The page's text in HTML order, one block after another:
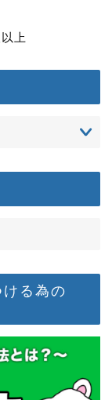
上
ける為の